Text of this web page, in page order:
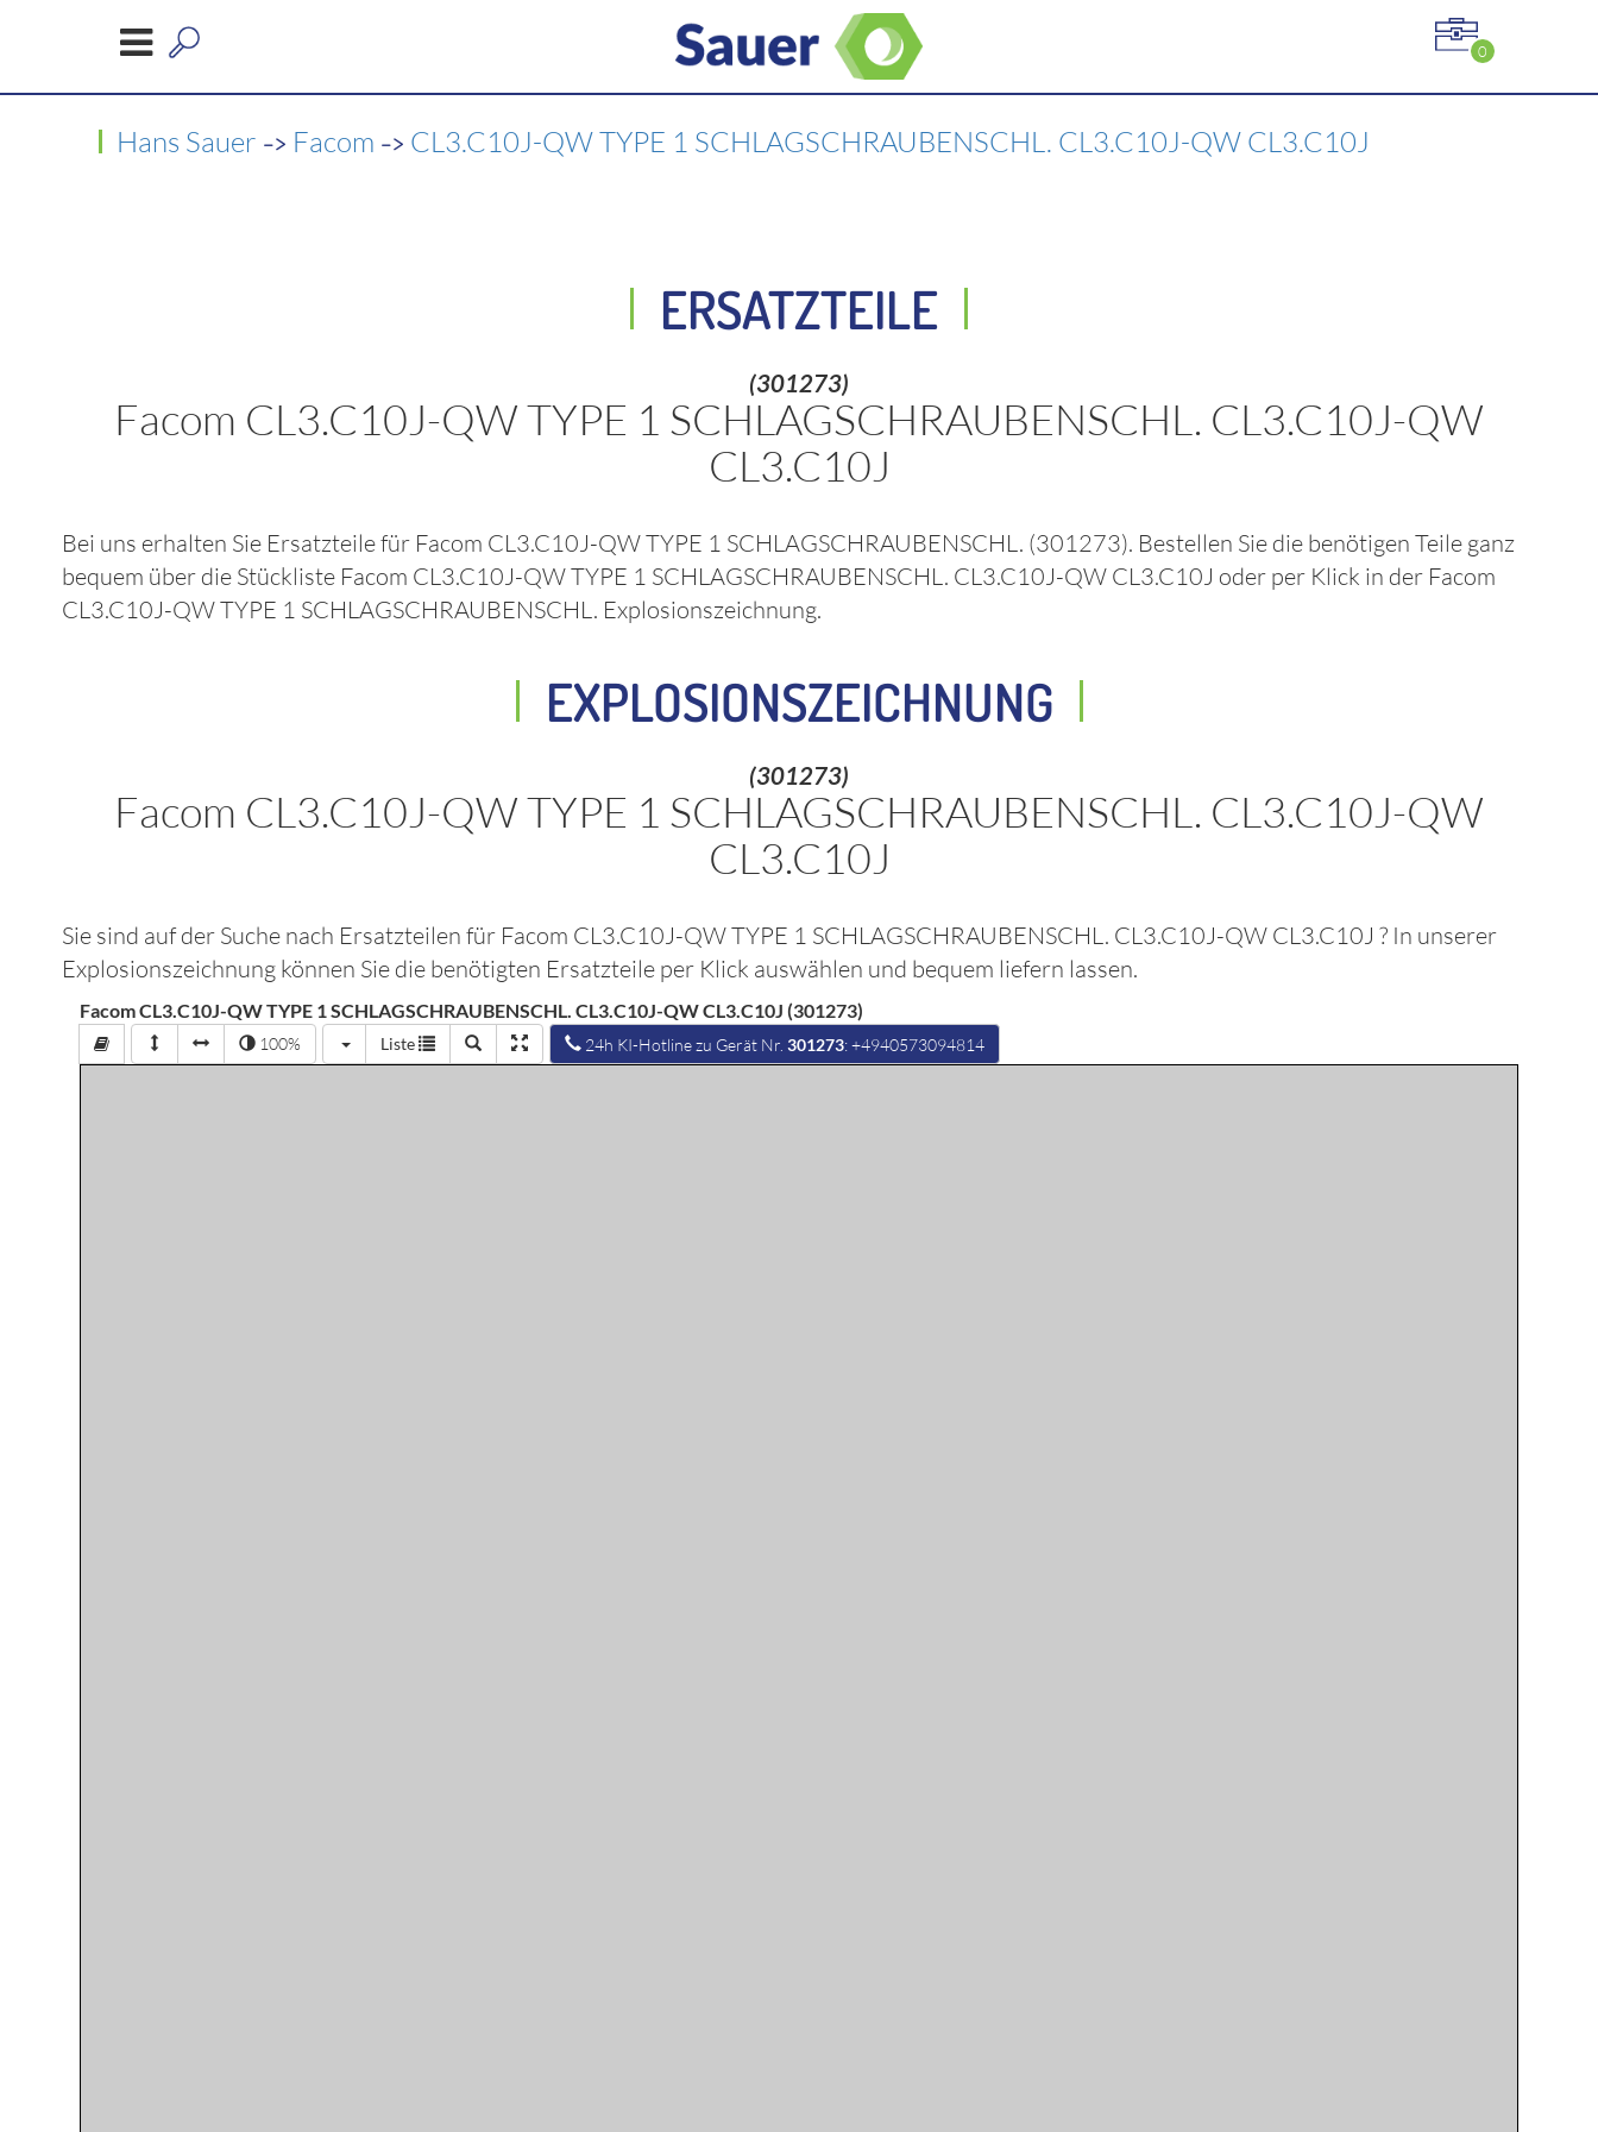
0
Hans Sauer -> Facom -> CL3.C10J-QW TYPE 1 SCHLAGSCHRAUBENSCHL. CL3.C10J-QW CL3.C10J
ERSATZTEILE
(301273)
Facom CL3.C10J-QW TYPE 1 SCHLAGSCHRAUBENSCHL. CL3.C10J-QW
CL3.C10J
Bei uns erhalten Sie Ersatzteile für Facom CL3.C10J-QW TYPE 1 SCHLAGSCHRAUBENSCHL. (301273). Bestellen Sie die benötigen Teile ganz
bequem über die Stückliste Facom CL3.C10J-QW TYPE 1 SCHLAGSCHRAUBENSCHL. CL3.C10J-QW CL3.C10J oder per Klick in der Facom
CL3.C10J-QW TYPE 1 SCHLAGSCHRAUBENSCHL. Explosionszeichnung.
EXPLOSIONSZEICHNUNG
(301273)
Facom CL3.C10J-QW TYPE 1 SCHLAGSCHRAUBENSCHL. CL3.C10J-QW
CL3.C10J
Sie sind auf der Suche nach Ersatzteilen für Facom CL3.C10J-QW TYPE 1 SCHLAGSCHRAUBENSCHL. CL3.C10J-QW CL3.C10J? In unserer
Explosionszeichnung können Sie die benötigten Ersatzteile per Klick auswählen und bequem liefern lassen.
Facom CL3.C10J-QW TYPE 1 SCHLAGSCHRAUBENSCHL. CL3.C10J-QW CL3.C10J (301273)
100% Liste 24h KI-Hotline zu Gerät Nr.301273: +4940573094814